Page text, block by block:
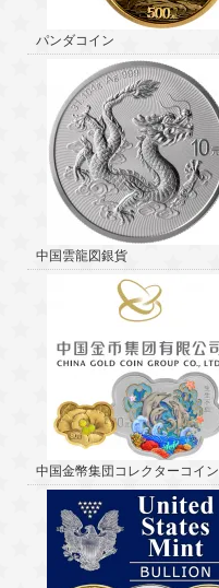
パンダコイン
中国雲龍図銀貨
中国金幣集団コレクターコイン